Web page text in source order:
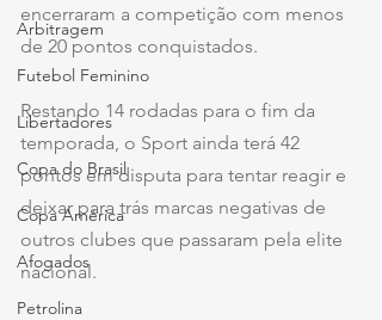
Arbitragem
Futebol Feminino
Libertadores
Copa do Brasil
Copa América
Afogados
Petrolina
encerraram a competição com menos
de 20 pontos conquistados.
Restando 14 rodadas para o fim da
temporada, o Sport ainda terá 42
pontos em disputa para tentar reagir e
deixar para trás marcas negativas de
outros clubes que passaram pela elite
nacional.